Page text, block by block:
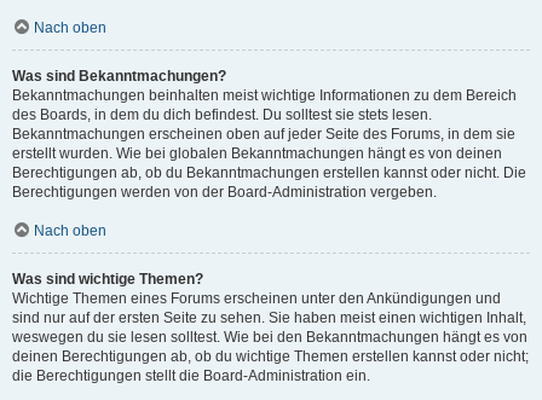
Nach oben
Was sind Bekanntmachungen?
Bekanntmachungen beinhalten meist wichtige Informationen zu dem Bereich
des Boards, in dem du dich befindest. Du solltest sie stets lesen.
Bekanntmachungen erscheinen oben auf jeder Seite des Forums, in dem sie
erstellt wurden. Wie bei globalen Bekanntmachungen hängt es von deinen
Berechtigungen ab, ob du Bekanntmachungen erstellen kannst oder nicht. Die
Berechtigungen werden von der Board-Administration vergeben.
Nach oben
Was sind wichtige Themen?
Wichtige Themen eines Forums erscheinen unter den Ankündigungen und
sind nur auf der ersten Seite zu sehen. Sie haben meist einen wichtigen Inhalt,
weswegen du sie lesen solltest. Wie bei den Bekanntmachungen hängt es von
deinen Berechtigungen ab, ob du wichtige Themen erstellen kannst oder nicht;
die Berechtigungen stellt die Board-Administration ein.